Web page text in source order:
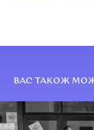
ВАС ТАКОЖ